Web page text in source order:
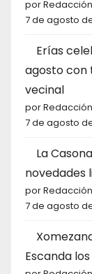
por Redacción
7 de agosto
Erías
agosto con
vecinal
por Redacción
7 de agosto
La
novedades
por Redacción
7 de agosto
Escanda